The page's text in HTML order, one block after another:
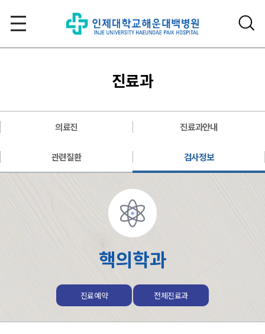
진료과
의료진 진료과안내
관련질환 검사정보
핵의학과
진료예약 전체진료과